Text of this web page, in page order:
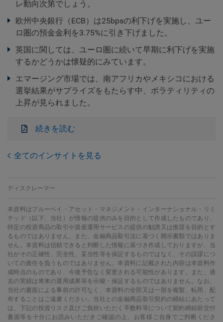
レ動向次第でしょう。
欧州中央銀行（ECB）は25bpsの利下げを実施し、ユー
ロ圏の預金金利を3.75%に引き下げました。
英国に関しては、ユーロ圏に続いて早期に利下げを実施
するかどうかは懐疑的にみています。
エマージング市場では、南アフリカやメキシコにおける
選挙結果がサプライズをもたらす中、ボラティリティの
上昇が見られました。
続きを読む
全てのインサイトを見る
ディスクレーマー
本資料はブルーベイ・アセット・マネジメント・インターナショナル・リミ
テッド（以下、当社）が情報の提供のみを目的として作成したものであり、
特定の投資商品の取引や資産運用サービスの提供の勧誘又は推奨を目的とす
るものではありません。また、金融商品取引法に基づく開示書類ではありま
せん。本資料は信頼できると判断した情報に基づき作成しておりますが、当
社がその正確性、完全性、妥当性等を保証するものではなく、その誤謬につ
いての責任を負うものではありません。本資料に記載された内容は本資料作
成時点のものであり、今後予告なく変更される可能性があります。また、過
去の実績は将来の運用成果等を示唆・保証するものではありません。なお、
当社の書面による事前の許可なく、本資料の全部又は一部を複製、転用、配
布することはご遠慮ください。当社との金融商品取引契約の締結にあたって
は、下記の投資リスク及びご負担いただく手数料等について契約締結前交付
書面等を十分にお読みいただきご確認の上、お客様ご自身でご判断くださ